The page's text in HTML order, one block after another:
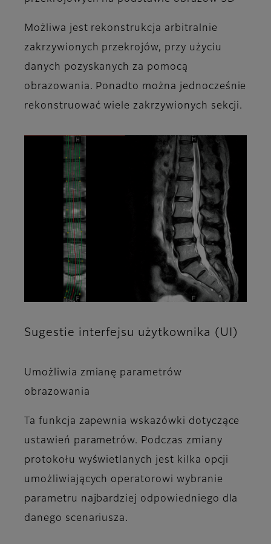
Możliwa jest rekonstrukcja arbitralnie
zakrzywionych przekrojów, przy użyciu
danych pozyskanych za pomocą
obrazowania. Ponadto można jednocześnie
rekonstruować wiele zakrzywionych sekcji.
Sugestie interfejsu użytkownika (UI)
Umożliwia zmianę parametrów
obrazowania
Ta funkcja zapewnia wskazówki dotyczące
ustawień parametrów. Podczas zmiany
protokołu wyświetlanych jest kilka opcji
umożliwiających operatorowi wybranie
parametru najbardziej odpowiedniego dla
danego scenariusza.